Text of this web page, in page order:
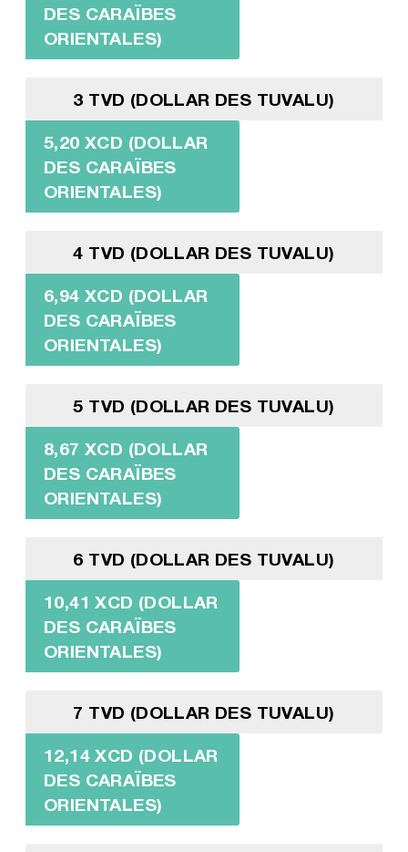
DES CARAÏBES
ORIENTALES)
3 TVD (DOLLAR DES TUVALU)
5,20 XCD (DOLLAR
DES CARAÏBES
ORIENTALES)
4 TVD (DOLLAR DES TUVALU)
6,94 XCD (DOLLAR
DES CARAÏBES
ORIENTALES)
5 TVD (DOLLAR DES TUVALU)
8,67 XCD (DOLLAR
DES CARAÏBES
ORIENTALES)
6 TVD (DOLLAR DES TUVALU)
10,41 XCD (DOLLAR
DES CARAÏBES
ORIENTALES)
7 TVD (DOLLAR DES TUVALU)
12,14 XCD (DOLLAR
DES CARAÏBES
ORIENTALES)